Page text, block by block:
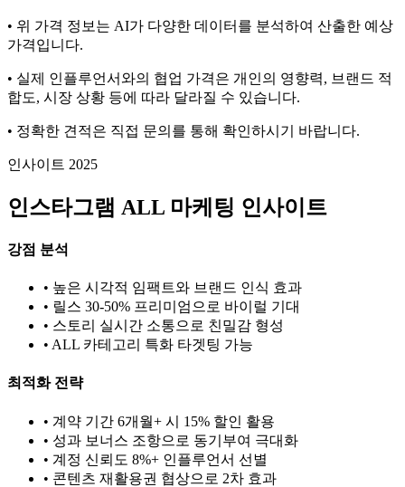
• 위 가격 정보는 AI가 다양한 데이터를 분석하여 산출한 예상
가격입니다.
• 실제 인플루언서와의 협업 가격은 개인의 영향력, 브랜드 적
합도, 시장 상황 등에 따라 달라질 수 있습니다.
• 정확한 견적은 직접 문의를 통해 확인하시기 바랍니다.
인사이트 2025
인스타그램 ALL 마케팅 인사이트
강점 분석
• 높은 시각적 임팩트와 브랜드 인식 효과
• 릴스 30-50% 프리미엄으로 바이럴 기대
• 스토리 실시간 소통으로 친밀감 형성
• ALL 카테고리 특화 타겟팅 가능
최적화 전략
• 계약 기간 6개월+ 시 15% 할인 활용
• 성과 보너스 조항으로 동기부여 극대화
• 계정 신뢰도 8%+ 인플루언서 선별
• 콘텐츠 재활용권 협상으로 2차 효과